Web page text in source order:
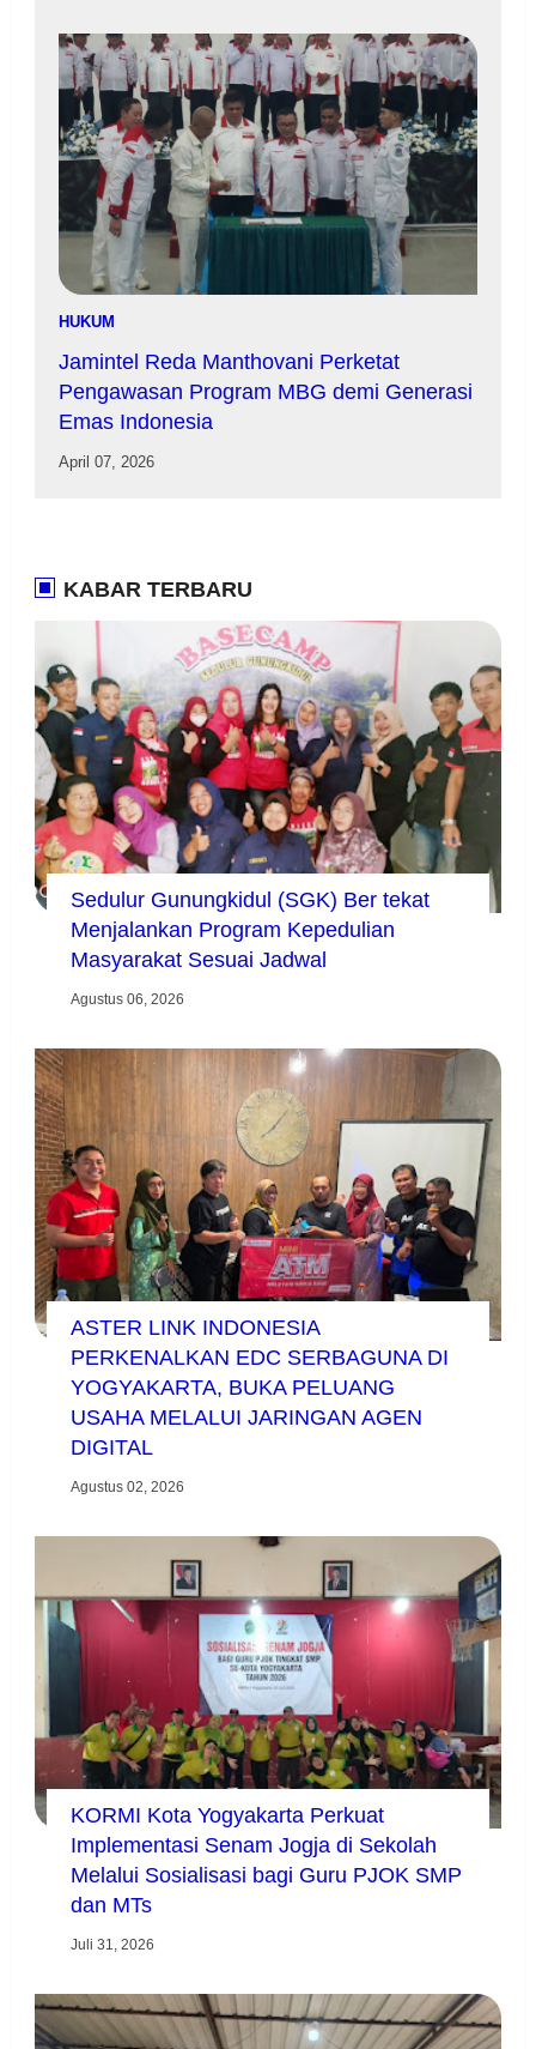
HUKUM
Jamintel Reda Manthovani Perketat
Pengawasan Program MBG demi Generasi
Emas Indonesia
April 07, 2026
KABAR TERBARU
Sedulur Gunungkidul (SGK) Ber tekat
Menjalankan Program Kepedulian
Masyarakat Sesuai Jadwal
Agustus 06, 2026
ASTER LINK INDONESIA
PERKENALKAN EDC SERBAGUNA DI
YOGYAKARTA, BUKA PELUANG
USAHA MELALUI JARINGAN AGEN
DIGITAL
Agustus 02, 2026
KORMI Kota Yogyakarta Perkuat
Implementasi Senam Jogja di Sekolah
Melalui Sosialisasi bagi Guru PJOK SMP
dan MTs
Juli 31, 2026